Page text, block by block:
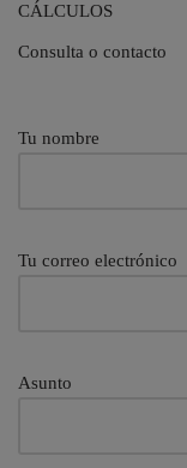
CÁLCULOS
Consulta o contacto
Tu nombre
Tu correo electrónico
Asunto